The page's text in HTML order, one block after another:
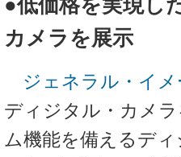
●低価格を実現し
カメラを展示
ジェネラル・イ
ディジタル・カメ
ム機能を備えるデ